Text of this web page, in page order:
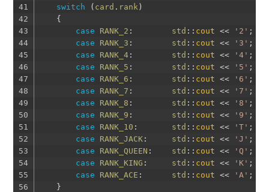
41
42
43
44
45
46
47
48
49
50
51
52
53
54
55
56
switch
( card . rank )
{
case
RANK_2 : std :: cout << '2' ;
case
RANK_3 : std :: cout << '3' ;
case
RANK_4 : std :: cout << '4' ;
case
RANK_5 : std :: cout << '5' ;
case
RANK_6 : std :: cout << '6' ;
case
RANK_7 : std :: cout << '7' ;
case
RANK_8 : std :: cout << '8' ;
case
RANK_9 : std :: cout << '9' ;
case
RANK_10 : std :: cout << 'T' ;
case
RANK_JACK : std :: cout << 'J' ;
case
RANK_QUEEN : std :: cout << 'Q' ;
case
RANK_KING : std :: cout << 'K' ;
case
RANK_ACE : std :: cout << 'A' ;
}